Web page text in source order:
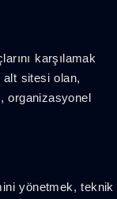
karşılamak
alt sitesi olan,
organizasyonel
yönetmek, teknik